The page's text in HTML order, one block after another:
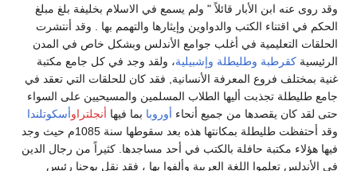
وقد روى عنه ابن الأبار قائلاً " ولم يسمع في الاسلام بخليفة بلغ مبلغ
الحكم في اقتناء الكتب والدواوين وإيثارها والتهمم بها . وقد أنتشرت
الحلقات التعليمية في أغلب جوامع الأندلس وبشكل خاص في المدن
الرئيسية كقرطبة وطليطلة وإشبيلية، ولقد وجد في كل جامع مكتبة
غنية بمختلف فروع المعرفة الأنسانية, فقد كان للحلقات التي تعقد في
جامع طليطلة تجذبت أليها الطلاب المسلمين والمسيحيين على السواء
حتى لقد كان يقصدها من جميع أنحاء أوروبا بما فيها أنجلتراوأسكوتلندا
وقد أحتفظت طليطلة بمكانتها هذه بعد سقوطها سنة 1085م حيث وجد
فيها هؤلاء مكتبة حافلة بالكتب في أحد مساجدها. كثيراً من رجال الدين
في الأندلس تعلموا اللغة العربية وألفوا بها ، فقد نقل يوحنا رئيس